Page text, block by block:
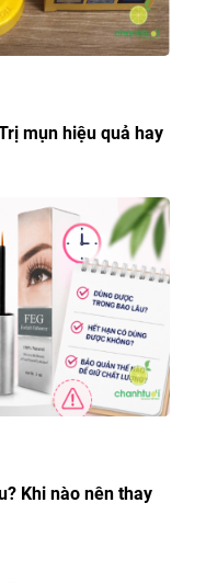
mụn hiệu quả hay
Khi nào nên thay